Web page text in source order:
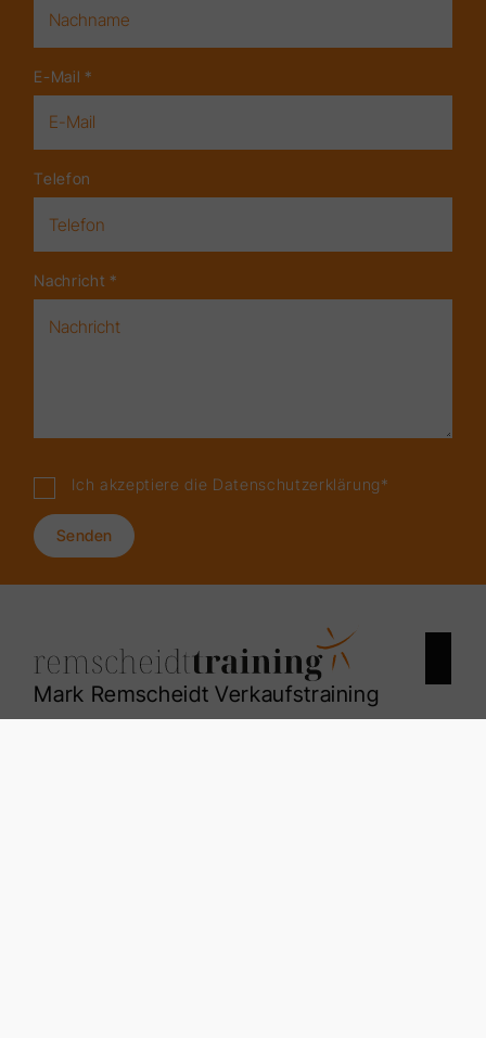
E-Mail *
Telefon
Nachricht *
Ich akzeptiere die Datenschutzerklärung*
Senden
Mark Remscheidt Verkaufstraining